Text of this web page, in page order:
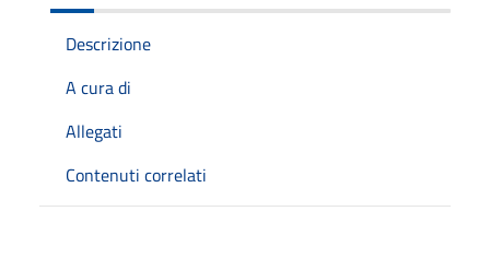
Descrizione
A cura di
Allegati
Contenuti correlati